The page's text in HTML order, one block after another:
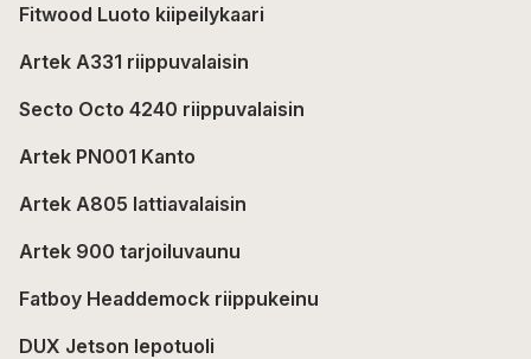
Fitwood Luoto kiipeilykaari
Artek A331 riippuvalaisin
Secto Octo 4240 riippuvalaisin
Artek PN001 Kanto
Artek A805 lattiavalaisin
Artek 900 tarjoiluvaunu
Fatboy Headdemock riippukeinu
DUX Jetson lepotuoli